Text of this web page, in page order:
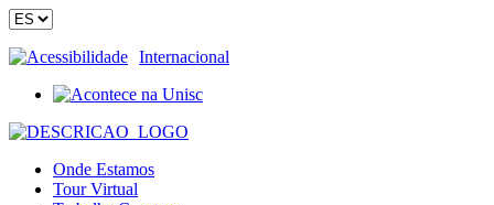
Acessibilidade Internacional
Onde Estamos
Tour Virtual